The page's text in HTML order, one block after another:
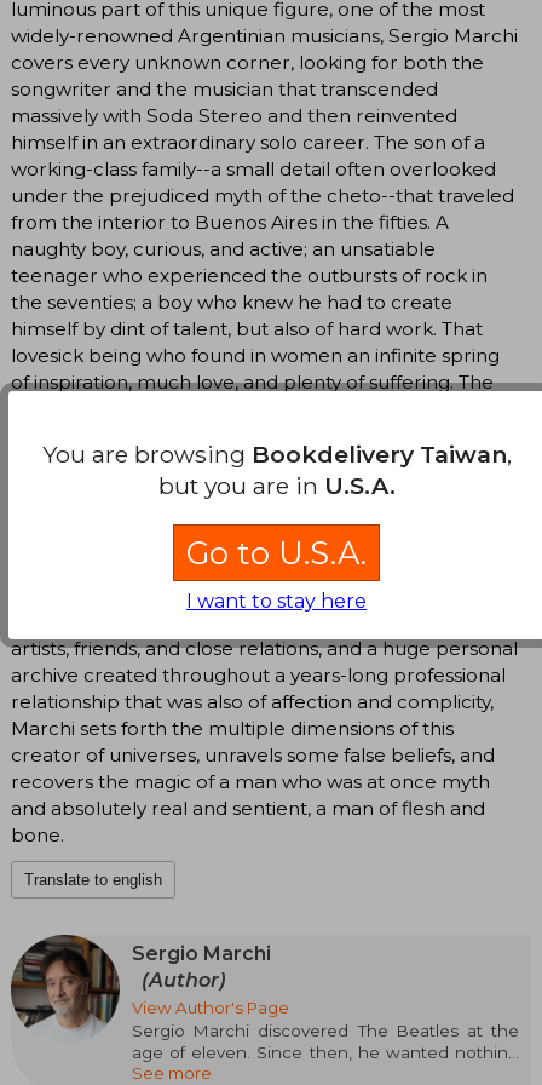
luminous part of this unique figure, one of the most
widely-renowned Argentinian musicians, Sergio Marchi
covers every unknown corner, looking for both the
songwriter and the musician that transcended
massively with Soda Stereo and then reinvented
himself in an extraordinary solo career. The son of a
working-class family--a small detail often overlooked
under the prejudiced myth of the cheto--that traveled
from the interior to Buenos Aires in the fifties. A
naughty boy, curious, and active; an unsatiable
teenager who experienced the outbursts of rock in
the seventies; a boy who knew he had to create
himself by dint of talent, but also of hard work. That
lovesick being who found in women an infinite spring
of inspiration, much love, and plenty of suffering. The
experimented with rock, pop, electronic music,
technology, and his hair. And the crafty, elusive,
and internally, and knew how to avoid many of the
pitfalls of fame. Of the man who traveled several
moons and quite a few lives. In virtue of a thorough
artists, friends, and close relations, and a huge personal
archive created throughout a years-long professional
relationship that was also of affection and complicity,
Marchi sets forth the multiple dimensions of this
creator of universes, unravels some false beliefs, and
recovers the magic of a man who was at once myth
and absolutely real and sentient, a man of flesh and
bone.
Translate to english
Sergio Marchi
(Author)
View Author's Page
Sergio Marchi discovered The Beatles at the
age of eleven. Since then, he wanted nothing
more than to play the drums and be like Ringo
See more
You are browsing Bookdelivery Taiwan,
but you are in U.S.A.
Go to U.S.A.
I want to stay here